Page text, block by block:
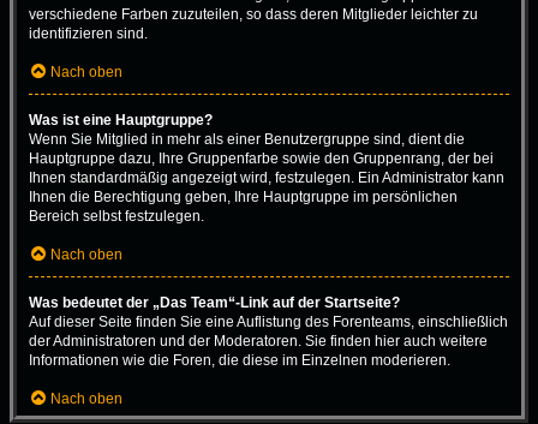
verschiedene Farben zuzuteilen, so dass deren Mitglieder leichter zu
identifizieren sind.
Nach oben
Was ist eine Hauptgruppe?
Wenn Sie Mitglied in mehr als einer Benutzergruppe sind, dient die
Hauptgruppe dazu, Ihre Gruppenfarbe sowie den Gruppenrang, der bei
Ihnen standardmäßig angezeigt wird, festzulegen. Ein Administrator kann
Ihnen die Berechtigung geben, Ihre Hauptgruppe im persönlichen
Bereich selbst festzulegen.
Nach oben
Was bedeutet der „Das Team“-Link auf der Startseite?
Auf dieser Seite finden Sie eine Auflistung des Forenteams, einschließlich
der Administratoren und der Moderatoren. Sie finden hier auch weitere
Informationen wie die Foren, die diese im Einzelnen moderieren.
Nach oben